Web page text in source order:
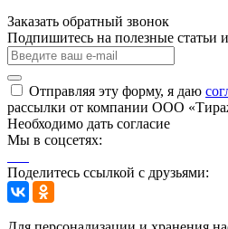
Заказать обратный звонок
Подпишитесь на полезные статьи
Отправляя эту форму, я даю
рассылки от компании ООО
Необходимо дать согласие
Мы в соцсетях:
Поделитесь ссылкой с друзьями: